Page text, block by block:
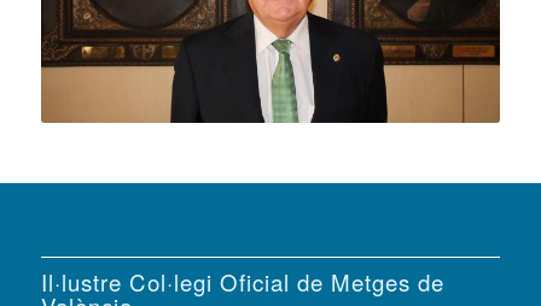
Il·lustre Col·legi Oficial de Metges de